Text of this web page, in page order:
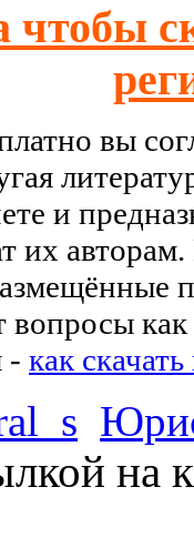
вы
и
их
как
- как
на